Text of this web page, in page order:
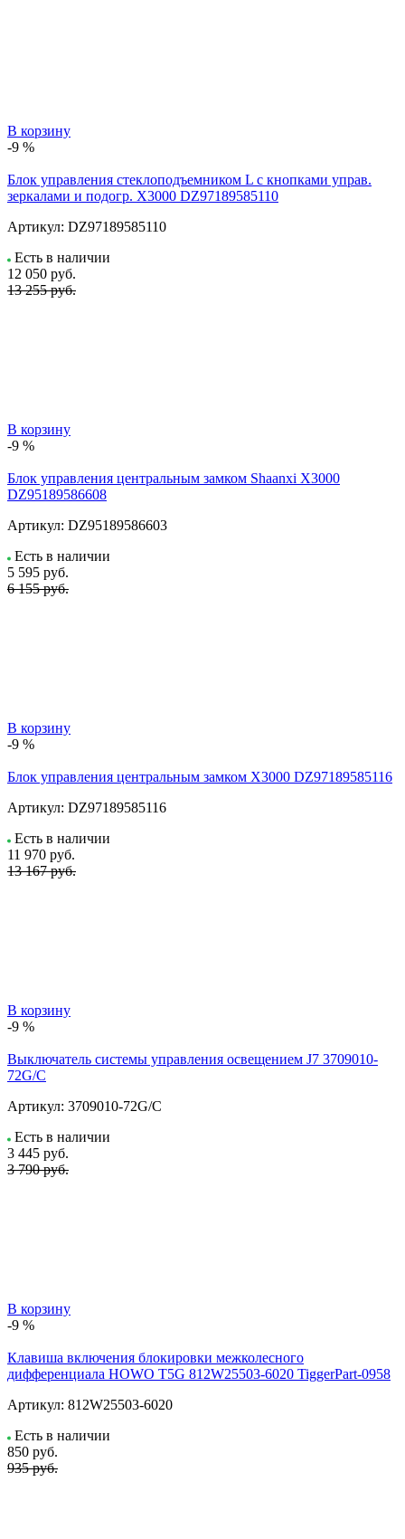
В корзину
-9 %
Блок управления стеклоподъемником L с кнопками управ.
зеркалами и подогр. X3000 DZ97189585110
Артикул: DZ97189585110
Есть в наличии
12 050 руб.
13 255 руб.
В корзину
-9 %
Блок управления центральным замком Shaanxi X3000
DZ95189586608
Артикул: DZ95189586603
Есть в наличии
5 595 руб.
6 155 руб.
В корзину
-9 %
Блок управления центральным замком X3000 DZ97189585116
Артикул: DZ97189585116
Есть в наличии
11 970 руб.
13 167 руб.
В корзину
-9 %
Выключатель системы управления освещением J7 3709010-
72G/C
Артикул: 3709010-72G/C
Есть в наличии
3 445 руб.
3 790 руб.
В корзину
-9 %
Клавиша включения блокировки межколесного
дифференциала HOWO T5G 812W25503-6020 TiggerPart-0958
Артикул: 812W25503-6020
Есть в наличии
850 руб.
935 руб.